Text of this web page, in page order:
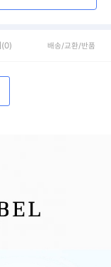
(0) 배송/교환/반품